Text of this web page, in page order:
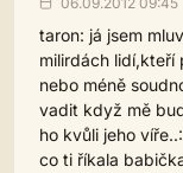
taron: já jsem
milirdách lidí,kteří
nebo méně
vadit když mě
ho kvůli jeho
co ti říkala